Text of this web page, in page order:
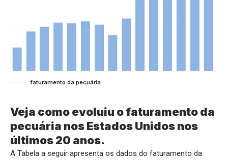
faturamento da pecuária
Veja como evoluiu o faturamento da
pecuária nos Estados Unidos nos
últimos 20 anos.
A Tabela a seguir apresenta os dados do faturamento da